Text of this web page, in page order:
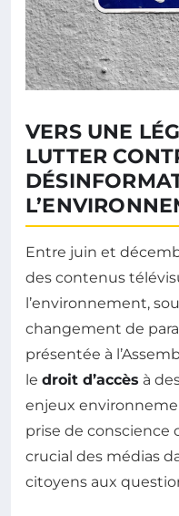
VERS UNE
LUTTER
Entre juin et
des contenus
l’environnement,
changement de
présentée à
le droit d’accès à
enjeux
prise de conscience
crucial des médias
citoyens aux